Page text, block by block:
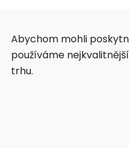
Abychom mohli
používáme
trhu.